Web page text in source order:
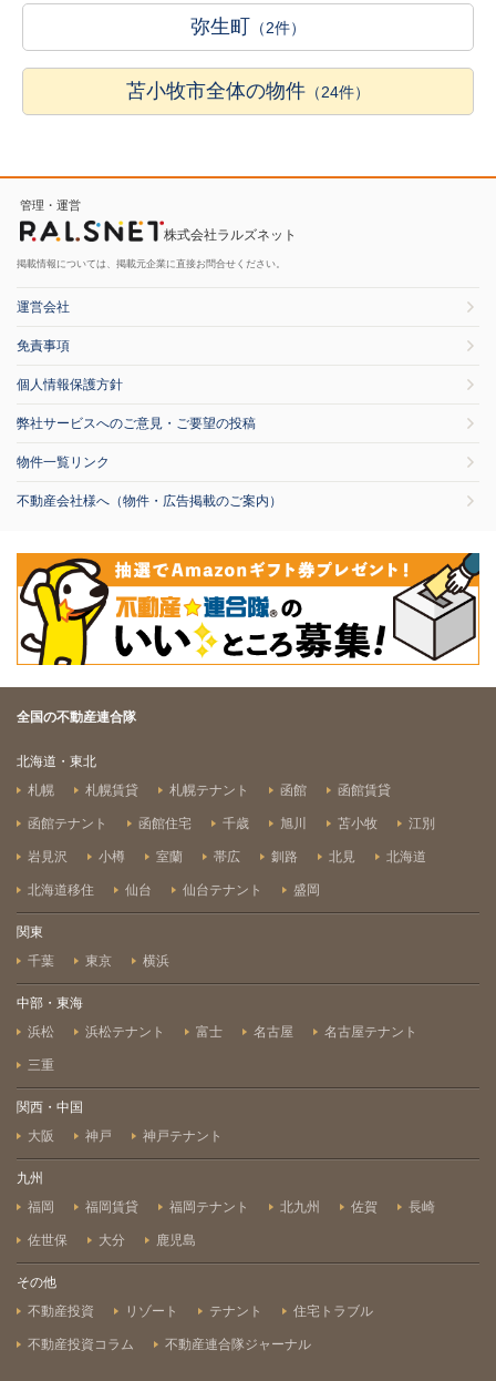
弥生町 （2件）
苫小牧市全体の物件 （24件）
管理・運営
株式会社ラルズネット
掲載情報については、掲載元企業に直接お問合せください。
運営会社
免責事項
個人情報保護方針
弊社サービスへのご意見・ご要望の投稿
物件一覧リンク
不動産会社様へ（物件・広告掲載のご案内）
全国の不動産連合隊
北海道・東北
札幌
札幌賃貸 札幌テナント 函館 函館賃貸
函館テナント 函館住宅 千歳 旭川 苫小牧 江別
岩見沢 小樽 室蘭 帯広 釧路 北見 北海道
北海道移住 仙台 仙台テナント 盛岡
関東
千葉
東京 横浜
中部・東海
浜松
浜松テナント 富士 名古屋 名古屋テナント
三重
関西・中国
大阪
神戸 神戸テナント
九州
福岡
福岡賃貸 福岡テナント 北九州 佐賀 長崎
佐世保 大分 鹿児島
その他
不動産投資
リゾート テナント 住宅トラブル
不動産投資コラム 不動産連合隊ジャーナル